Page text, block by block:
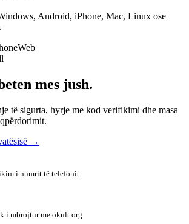
Android, iPhone, Mac, Linux ose
Web
mes jush.
të sigurta, hyrje me kod verifikimi dhe masa
→
i numrit të telefonit
i mbrojtur me okult.org